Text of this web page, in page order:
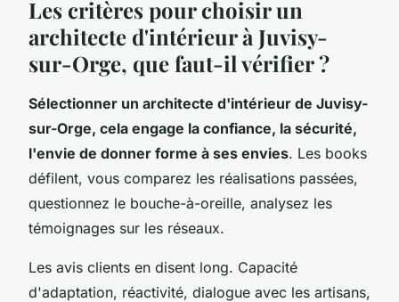
Les critères pour choisir un
architecte d'intérieur à Juvisy-
sur-Orge, que faut-il vérifier ?
Sélectionner un architecte d'intérieur de Juvisy-
sur-Orge, cela engage la confiance, la sécurité,
l'envie de donner forme à ses envies. Les books
défilent, vous comparez les réalisations passées,
questionnez le bouche-à-oreille, analysez les
témoignages sur les réseaux.
Les avis clients en disent long. Capacité
d'adaptation, réactivité, dialogue avec les artisans,